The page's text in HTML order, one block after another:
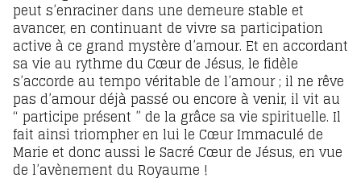
peut s’enraciner dans une demeure stable et
avancer, en continuant de vivre sa participation
active à ce grand mystère d’amour. Et en accordant
sa vie au rythme du Cœur de Jésus, le fidèle
s’accorde au tempo véritable de l’amour ; il ne rêve
pas d’amour déjà passé ou encore à venir, il vit au
“ participe présent ” de la grâce sa vie spirituelle. Il
fait ainsi triompher en lui le Cœur Immaculé de
Marie et donc aussi le Sacré Cœur de Jésus, en vue
de l’avènement du Royaume !